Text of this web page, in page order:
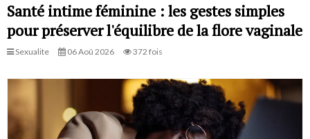
Santé intime féminine : les gestes simples
pour préserver l'équilibre de la flore vaginale
Sexualite 06 Aoû 2026 372 fois